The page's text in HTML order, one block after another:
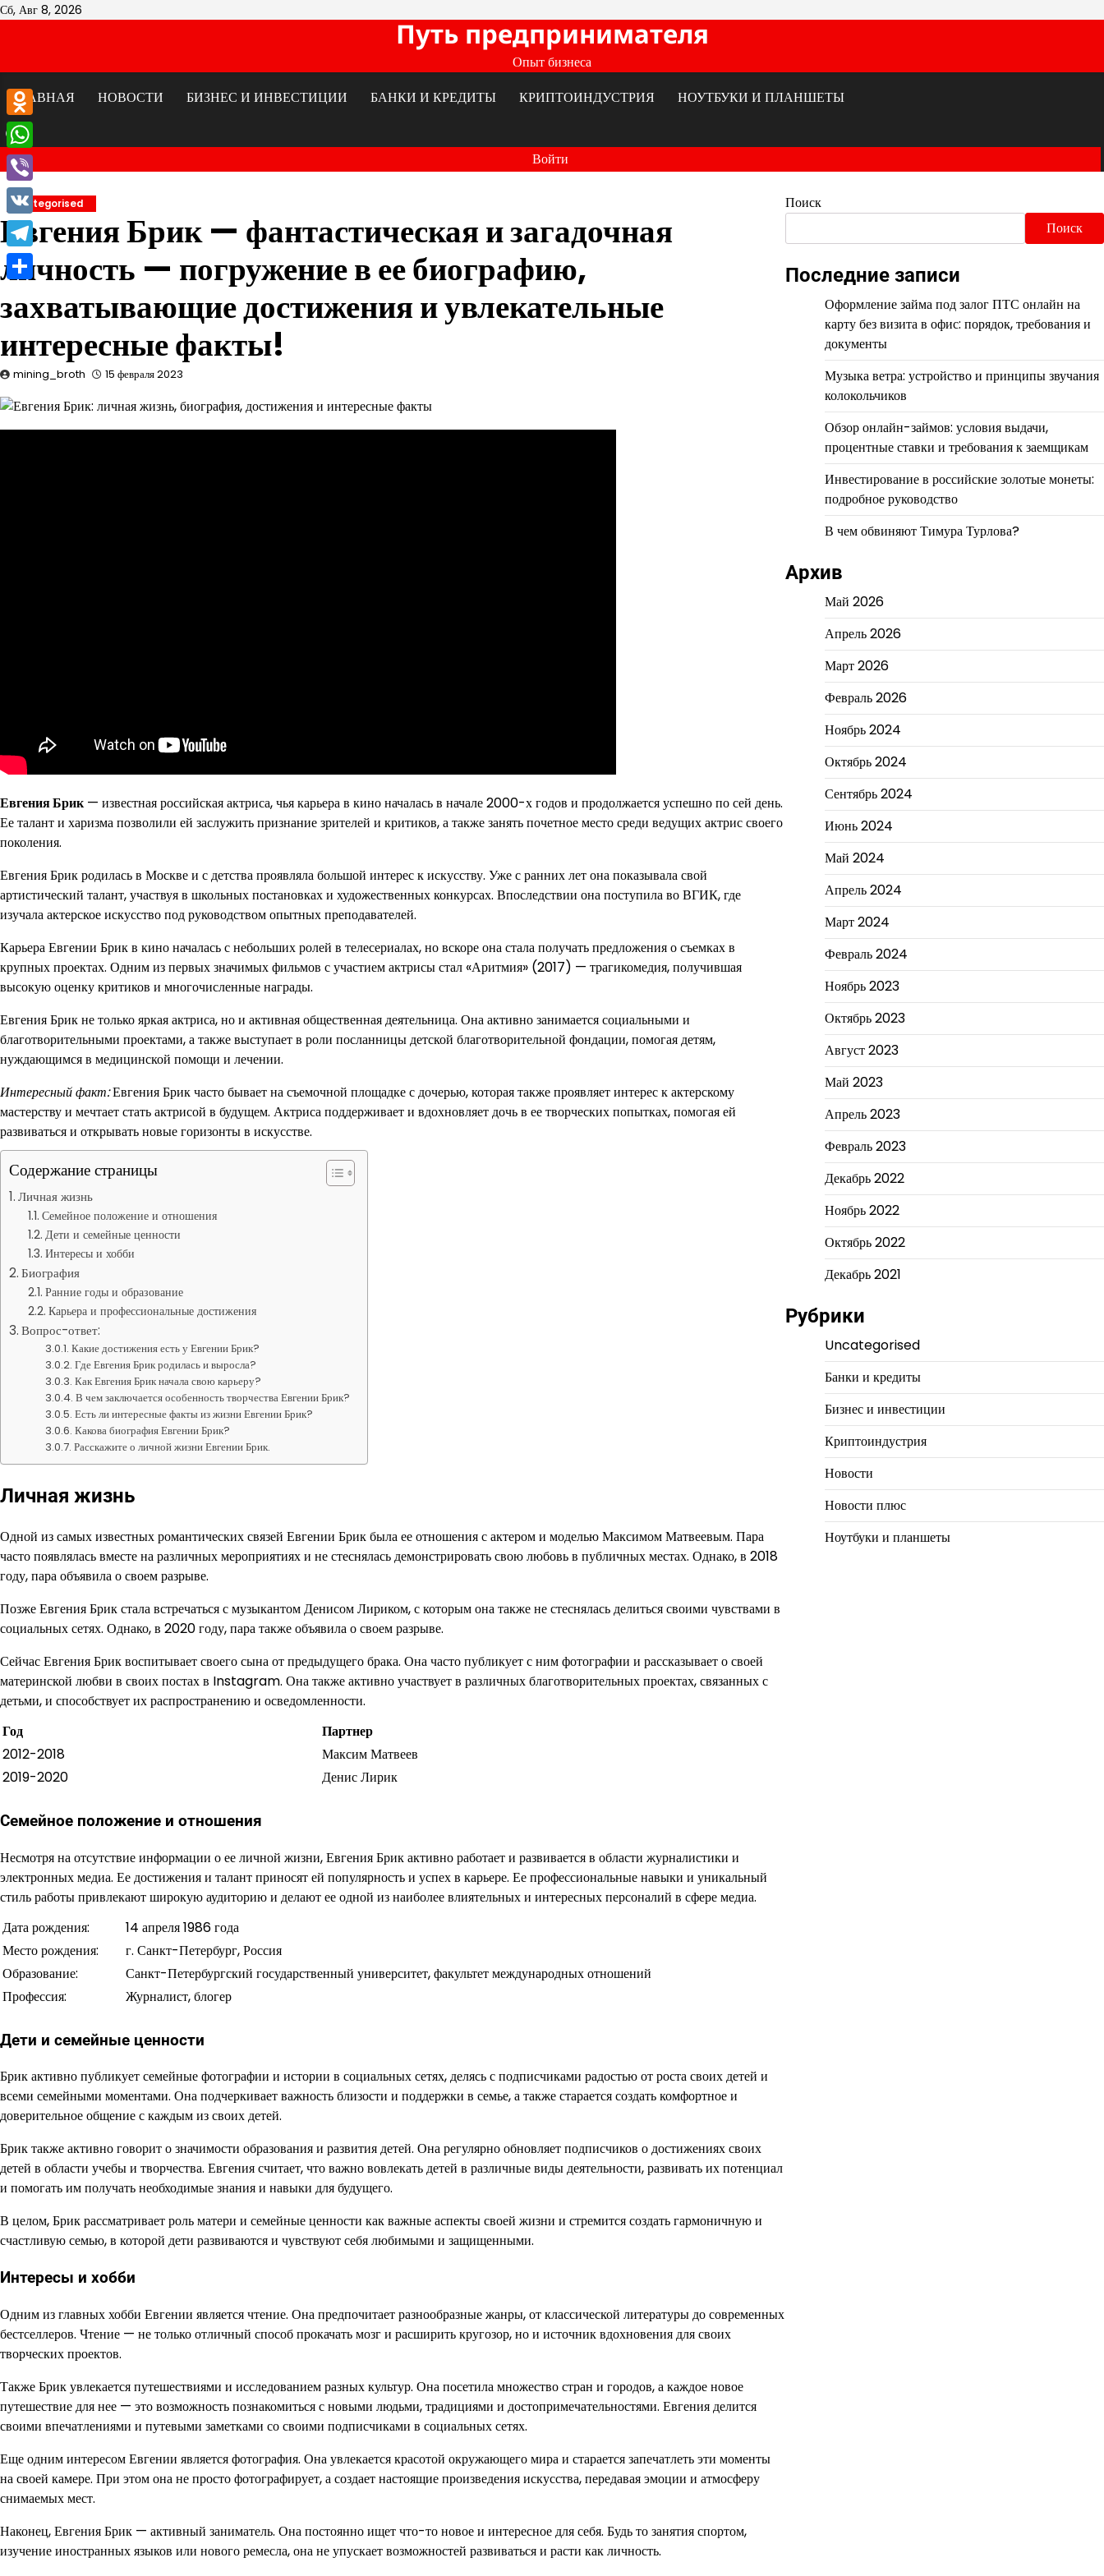
Перейти
Сб, Авг 8, 2026
Путь предпринимателя
Опыт бизнеса
ГЛАВНАЯ
НОВОСТИ БИЗНЕС И ИНВЕСТИЦИИ БАНКИ И КРЕДИТЫ КРИПТОИНДУСТРИЯ НОУТБУКИ И ПЛАНШЕТЫ
Войти
Uncategorised
Евгения Брик — фантастическая и загадочная
личность — погружение в ее биографию,
захватывающие достижения и увлекательные
интересные факты!
mining_broth 15 февраля 2023
Евгения Брик— известная российская актриса, чья карьера в кино началась в начале 2000-х годов и продолжается успешно по сей день.
Ее талант и харизма позволили ей заслужить признание зрителей и критиков, а также занять почетное место среди ведущих актрис своего
поколения.
Евгения Брик родилась в Москве и с детства проявляла большой интерес к искусству. Уже с ранних лет она показывала свой
артистический талант, участвуя в школьных постановках и художественных конкурсах. Впоследствии она поступила во ВГИК, где
изучала актерское искусство под руководством опытных преподавателей.
Карьера Евгении Брик в кино началась с небольших ролей в телесериалах, но вскоре она стала получать предложения о съемках в
крупных проектах. Одним из первых значимых фильмов с участием актрисы стал «Аритмия» (2017) — трагикомедия, получившая
высокую оценку критиков и многочисленные награды.
Евгения Брик не только яркая актриса, но и активная общественная деятельница. Она активно занимается социальными и
благотворительными проектами, а также выступает в роли посланницы детской благотворительной фондации, помогая детям,
нуждающимся в медицинской помощи и лечении.
Интересный факт:Евгения Брик часто бывает на съемочной площадке с дочерью, которая также проявляет интерес к актерскому
мастерству и мечтает стать актрисой в будущем. Актриса поддерживает и вдохновляет дочь в ее творческих попытках, помогая ей
развиваться и открывать новые горизонты в искусстве.
Содержание страницы
Личная жизнь
Семейное положение и отношения
Дети и семейные ценности
Интересы и хобби
Биография
Ранние годы и образование
Карьера и профессиональные достижения
Вопрос-ответ:
Какие достижения есть у Евгении Брик?
Где Евгения Брик родилась и выросла?
Как Евгения Брик начала свою карьеру?
В чем заключается особенность творчества Евгении Брик?
Есть ли интересные факты из жизни Евгении Брик?
Какова биография Евгении Брик?
Расскажите о личной жизни Евгении Брик.
Личная жизнь
Одной из самых известных романтических связей Евгении Брик была ее отношения с актером и моделью Максимом Матвеевым. Пара
часто появлялась вместе на различных мероприятиях и не стеснялась демонстрировать свою любовь в публичных местах. Однако, в 2018
году, пара объявила о своем разрыве.
Позже Евгения Брик стала встречаться с музыкантом Денисом Лириком, с которым она также не стеснялась делиться своими чувствами в
социальных сетях. Однако, в 2020 году, пара также объявила о своем разрыве.
Сейчас Евгения Брик воспитывает своего сына от предыдущего брака. Она часто публикует с ним фотографии и рассказывает о своей
материнской любви в своих постах в Instagram. Она также активно участвует в различных благотворительных проектах, связанных с
детьми, и способствует их распространению и осведомленности.
Год
Партнер
2012-2018
Максим Матвеев
2019-2020
Денис Лирик
Семейное положение и отношения
Несмотря на отсутствие информации о ее личной жизни, Евгения Брик активно работает и развивается в области журналистики и
электронных медиа. Ее достижения и талант приносят ей популярность и успех в карьере. Ее профессиональные навыки и уникальный
стиль работы привлекают широкую аудиторию и делают ее одной из наиболее влиятельных и интересных персоналий в сфере медиа.
Дата рождения:
14 апреля 1986 года
Место рождения:
г. Санкт-Петербург, Россия
Образование:
Санкт-Петербургский государственный университет, факультет международных отношений
Профессия:
Журналист, блогер
Дети и семейные ценности
Брик активно публикует семейные фотографии и истории в социальных сетях, делясь с подписчиками радостью от роста своих детей и
всеми семейными моментами. Она подчеркивает важность близости и поддержки в семье, а также старается создать комфортное и
доверительное общение с каждым из своих детей.
Брик также активно говорит о значимости образования и развития детей. Она регулярно обновляет подписчиков о достижениях своих
детей в области учебы и творчества. Евгения считает, что важно вовлекать детей в различные виды деятельности, развивать их потенциал
и помогать им получать необходимые знания и навыки для будущего.
В целом, Брик рассматривает роль матери и семейные ценности как важные аспекты своей жизни и стремится создать гармоничную и
счастливую семью, в которой дети развиваются и чувствуют себя любимыми и защищенными.
Интересы и хобби
Одним из главных хобби Евгении является чтение. Она предпочитает разнообразные жанры, от классической литературы до современных
бестселлеров. Чтение — не только отличный способ прокачать мозг и расширить кругозор, но и источник вдохновения для своих
творческих проектов.
Также Брик увлекается путешествиями и исследованием разных культур. Она посетила множество стран и городов, а каждое новое
путешествие для нее — это возможность познакомиться с новыми людьми, традициями и достопримечательностями. Евгения делится
своими впечатлениями и путевыми заметками со своими подписчиками в социальных сетях.
Еще одним интересом Евгении является фотография. Она увлекается красотой окружающего мира и старается запечатлеть эти моменты
на своей камере. При этом она не просто фотографирует, а создает настоящие произведения искусства, передавая эмоции и атмосферу
снимаемых мест.
Наконец, Евгения Брик — активный заниматель. Она постоянно ищет что-то новое и интересное для себя. Будь то занятия спортом,
изучение иностранных языков или нового ремесла, она не упускает возможностей развиваться и расти как личность.
Поиск
Поиск
Последние записи
Оформление займа под залог ПТС онлайн на
карту без визита в офис: порядок, требования и
документы
Музыка ветра: устройство и принципы звучания
колокольчиков
Обзор онлайн-займов: условия выдачи,
процентные ставки и требования к заемщикам
Инвестирование в российские золотые монеты:
подробное руководство
В чем обвиняют Тимура Турлова?
Архив
Май 2026
Апрель 2026
Март 2026
Февраль 2026
Ноябрь 2024
Октябрь 2024
Сентябрь 2024
Июнь 2024
Май 2024
Апрель 2024
Март 2024
Февраль 2024
Ноябрь 2023
Октябрь 2023
Август 2023
Май 2023
Апрель 2023
Февраль 2023
Декабрь 2022
Ноябрь 2022
Октябрь 2022
Декабрь 2021
Рубрики
Uncategorised
Банки и кредиты
Бизнес и инвестиции
Криптоиндустрия
Новости
Новости плюс
Ноутбуки и планшеты
Odnoklassniki
WhatsApp
Viber
VK
Telegram